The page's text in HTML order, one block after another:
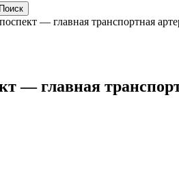
— главная транспортная
— главная